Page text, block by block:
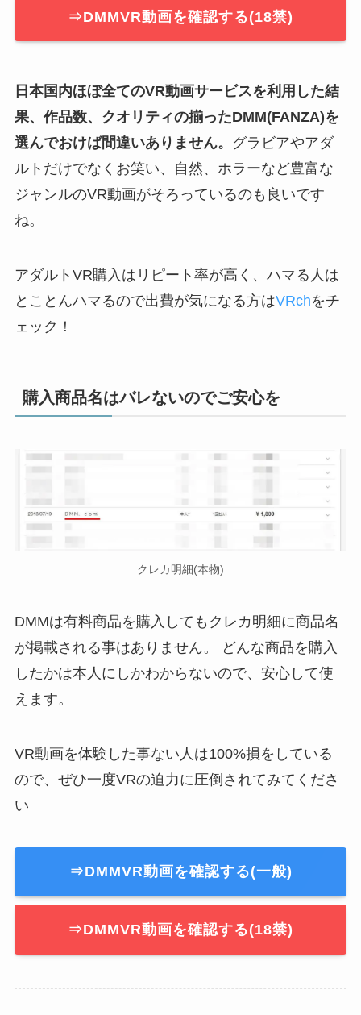
⇒DMMVR動画を確認する(18禁)
日本国内ほぼ全てのVR動画サービスを利用した結
果、作品数、クオリティの揃ったDMM(FANZA)を
選んでおけば間違いありません。
グラビアやアダ
ルトだけでなくお笑い、自然、ホラーなど豊富な
ジャンルのVR動画がそろっているのも良いです
ね。
アダルトVR購入はリピート率が高く、ハマる人は
とことんハマるので出費が気になる方はVRchをチ
ェック！
購入商品名はバレないのでご安心を
クレカ明細(本物)
DMMは有料商品を購入してもクレカ明細に商品名
が掲載される事はありません。 どんな商品を購入
したかは本人にしかわからないので、安心して使
えます。
VR動画を体験した事ない人は100%損をしている
ので、ぜひ一度VRの迫力に圧倒されてみてくださ
い
⇒DMMVR動画を確認する(一般)
⇒DMMVR動画を確認する(18禁)